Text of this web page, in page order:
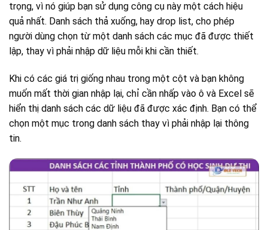
trọng, vì nó giúp bạn sử dụng công cụ này một cách hiệu
quả nhất. Danh sách thả xuống, hay drop list, cho phép
người dùng chọn từ một danh sách các mục đã được thiết
lập, thay vì phải nhập dữ liệu mỗi khi cần thiết.
Khi có các giá trị giống nhau trong một cột và bạn không
muốn mất thời gian nhập lại, chỉ cần nhấp vào ô và Excel sẽ
hiển thị danh sách các dữ liệu đã được xác định. Bạn có thể
chọn một mục trong danh sách thay vì phải nhập lại thông
tin.